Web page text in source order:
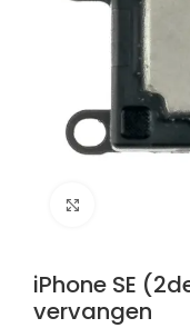
iPhone SE
vervangen